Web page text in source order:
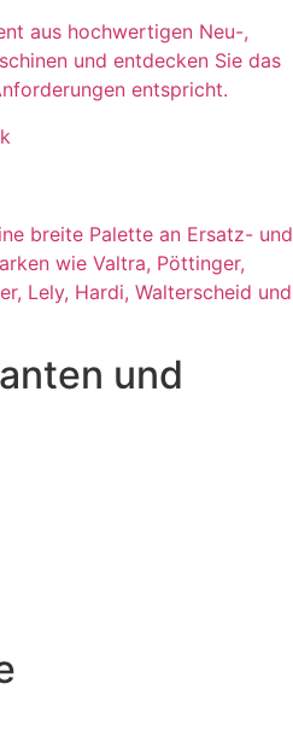
aus hochwertigen Neu-,
und entdecken Sie das
entspricht.
breite Palette an Ersatz- und
wie Valtra, Pöttinger,
Lely, Hardi, Walterscheid und
und